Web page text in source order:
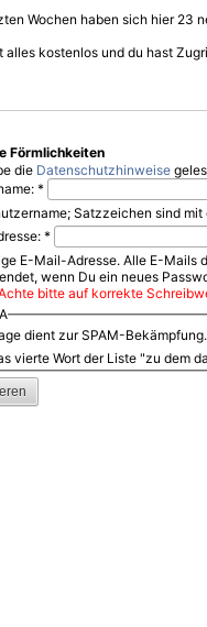
Wochen haben sich hier 23
alles kostenlos und du hast
Förmlichkeiten
die Datenschutzhinweise
*
Satzzeichen sind
*
E-Mail-Adresse. Alle E-Mails
wenn Du ein neues
bitte auf korrekte
dient zur SPAM-
vierte Wort der Liste "zu dem